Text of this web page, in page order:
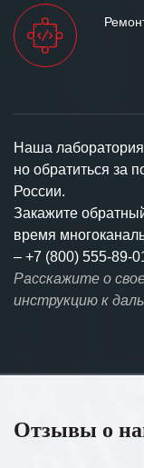
Наша
но обратиться за
России.
Закажите
время
– +7 (800) 555-89-
Расскажите о
инструкцию к
Отзывы о